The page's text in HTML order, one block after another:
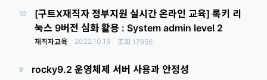
10
[구트X재직자 정부지원 실시간 온라인 교육] 록키 리
눅스 9버전 심화 활용 : System admin level 2
재직자교육 2022.10.19 조회 17956
9 rocky9.2 운영체제 서버 사용과 안정성